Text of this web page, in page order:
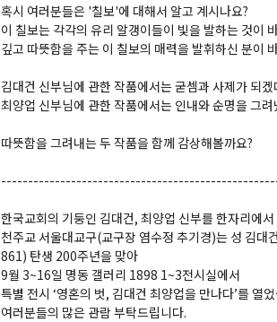
혹시 여러분들은 '칠보'에 대해서 알고 계시나요?
이 칠보는 각각의 유리 알갱이들이 빛을 발하는 것이
깊고 따뜻함을 주는 이 칠보의 매력을 발휘하신 분이
김대건 신부님에 관한 작품에서는 굳셈과 사제가 되
최양업 신부님에 관한 작품에서는 인내와 순명을 그
따뜻함을 그려내는 두 작품을 함께 감상해볼까요?
한국교회의 기둥인 김대건, 최양업 신부를 한자리에
천주교 서울대교구(교구장 염수정 추기경)는 성 김
861) 탄생 200주년을 맞아
9월 3~16일 명동 갤러리 1898 1~3전시실에서
특별 전시 ‘영혼의 벗, 김대건 최양업을 만나다’를 열
여러분들의 많은 관람 부탁드립니다.